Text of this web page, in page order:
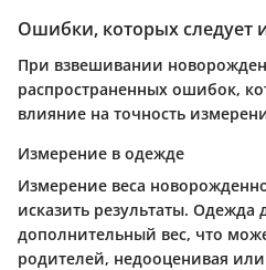
Ошибки, которых следует
При взвешивании
распространенных ошибок,
влияние на точность
Измерение в одежде
Измерение веса
исказить результаты. Одежда
дополнительный вес, что
родителей, недооценивая